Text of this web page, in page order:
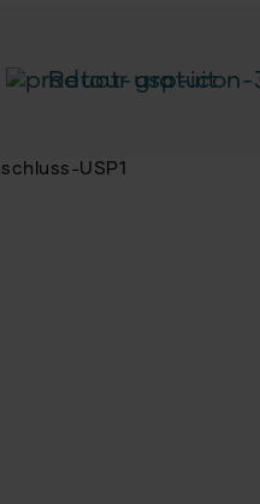
Retour gratuit